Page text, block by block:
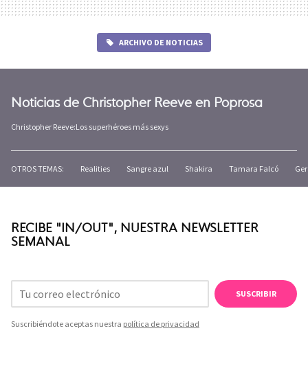
ARCHIVO DE NOTICIAS
Noticias de Christopher Reeve en Poprosa
Christopher Reeve:Los superhéroes más sexys
OTROS TEMAS: Realities Sangre azul Shakira Tamara Falcó
RECIBE "IN/OUT", NUESTRA NEWSLETTER
SEMANAL
SUSCRIBIR
Suscribiéndote aceptas nuestra política de privacidad